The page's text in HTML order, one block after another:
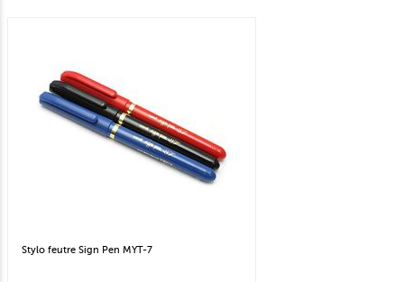
Stylo feutre Sign Pen MYT-7